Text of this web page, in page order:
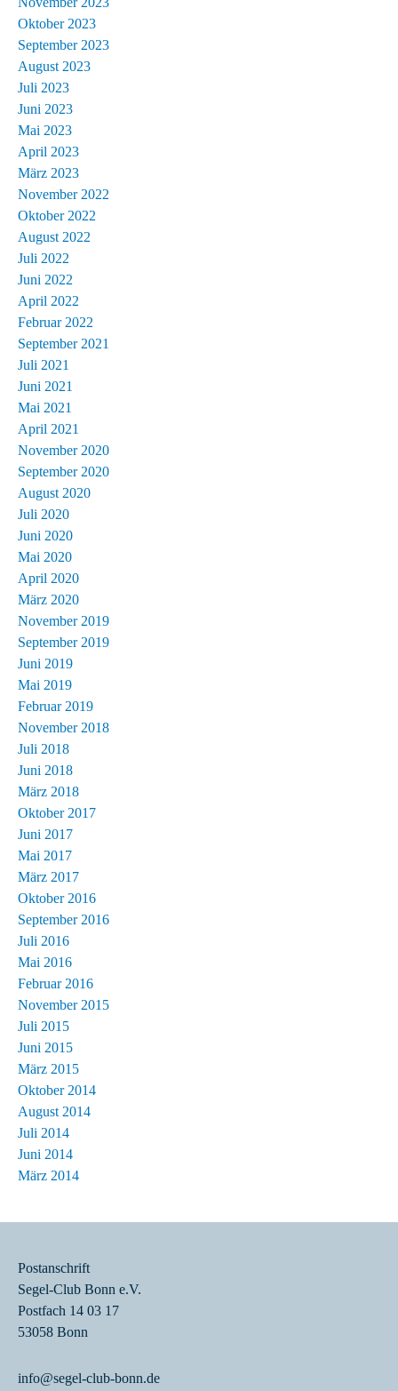
Oktober 2023
September 2023
August 2023
Juli 2023
Juni 2023
Mai 2023
April 2023
März 2023
November 2022
Oktober 2022
August 2022
Juli 2022
Juni 2022
April 2022
Februar 2022
September 2021
Juli 2021
Juni 2021
Mai 2021
April 2021
November 2020
September 2020
August 2020
Juli 2020
Juni 2020
Mai 2020
April 2020
März 2020
November 2019
September 2019
Juni 2019
Mai 2019
Februar 2019
November 2018
Juli 2018
Juni 2018
März 2018
Oktober 2017
Juni 2017
Mai 2017
März 2017
Oktober 2016
September 2016
Juli 2016
Mai 2016
Februar 2016
November 2015
Juli 2015
Juni 2015
März 2015
Oktober 2014
August 2014
Juli 2014
Juni 2014
März 2014
Postanschrift
Segel-Club Bonn e.V.
Postfach 14 03 17
53058 Bonn
info@segel-club-bonn.de